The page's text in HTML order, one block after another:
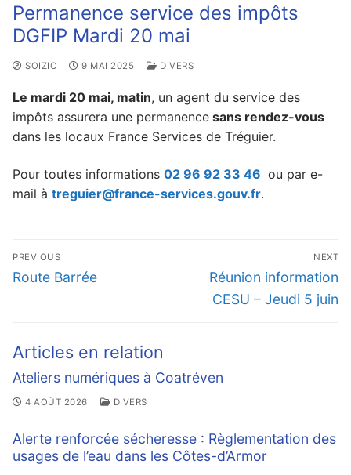
Permanence service des impôts
DGFIP Mardi 20 mai
SOIZIC 9 MAI 2025 DIVERS
Le mardi 20 mai, matin, un agent du service des
impôts assurera une permanence sans rendez-vous
dans les locaux France Services de Tréguier.
Pour toutes informations 02 96 92 33 46 ou par e-
mail à treguier@france-services.gouv.fr.
Navigation
de
PREVIOUS
Previous
Route Barrée
NEXT
Next
post:
Réunion information
CESU – Jeudi 5 juin
Articles en relation
Ateliers numériques à Coatréven
4 AOÛT 2026 DIVERS
Alerte renforcée sécheresse : Règlementation des
usages de l’eau dans les Côtes-d’Armor